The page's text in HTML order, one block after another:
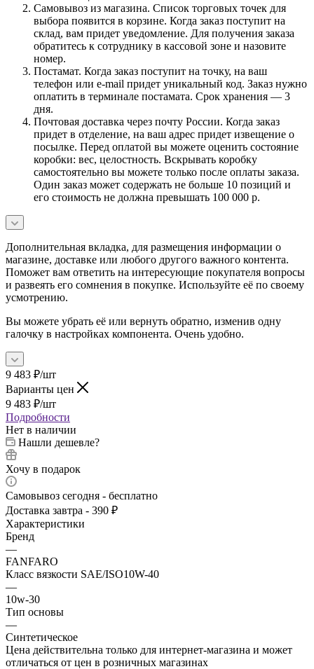
Самовывоз из магазина. Список торговых точек для
выбора появится в корзине. Когда заказ поступит на
склад, вам придет уведомление. Для получения заказа
обратитесь к сотруднику в кассовой зоне и назовите
номер.
Постамат. Когда заказ поступит на точку, на ваш
телефон или e-mail придет уникальный код. Заказ нужно
оплатить в терминале постамата. Срок хранения — 3
дня.
Почтовая доставка через почту России. Когда заказ
придет в отделение, на ваш адрес придет извещение о
посылке. Перед оплатой вы можете оценить состояние
коробки: вес, целостность. Вскрывать коробку
самостоятельно вы можете только после оплаты заказа.
Один заказ может содержать не больше 10 позиций и
его стоимость не должна превышать 100 000 р.
Дополнительная вкладка, для размещения информации о
магазине, доставке или любого другого важного контента.
Поможет вам ответить на интересующие покупателя вопросы
и развеять его сомнения в покупке. Используйте её по своему
усмотрению.
Вы можете убрать её или вернуть обратно, изменив одну
галочку в настройках компонента. Очень удобно.
9 483 ₽/шт
Варианты цен
9 483 ₽/шт
Подробности
Нет в наличии
Нашли дешевле?
Хочу в подарок
Самовывоз сегодня - бесплатно
Доставка завтра - 390 ₽
Характеристики
Бренд
—
FANFARO
Класс вязкости SAE/ISO10W-40
—
10w-30
Тип основы
—
Синтетическое
Цена действительна только для интернет-магазина и может
отличаться от цен в розничных магазинах